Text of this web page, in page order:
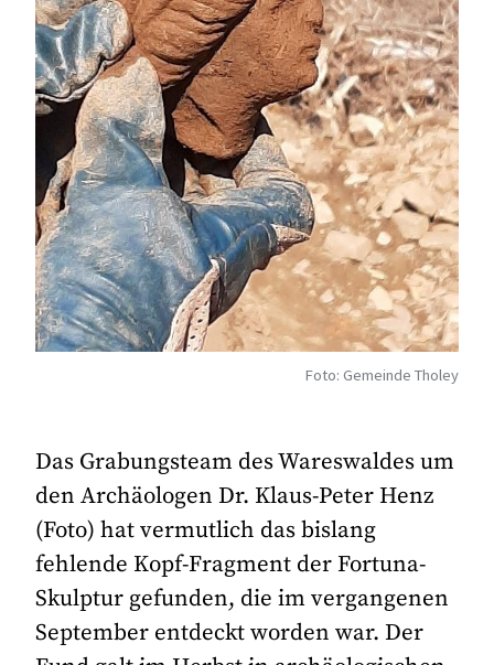
Foto: Gemeinde Tholey
Das Grabungsteam des Wareswaldes um
den Archäologen Dr. Klaus-Peter Henz
(Foto) hat vermutlich das bislang
fehlende Kopf-Fragment der Fortuna-
Skulptur gefunden, die im vergangenen
September entdeckt worden war. Der